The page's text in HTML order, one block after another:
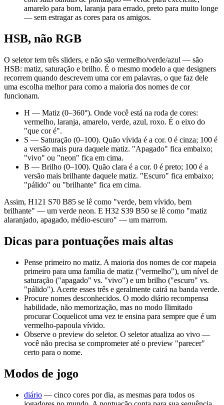
amarelo para bom, laranja para errado, preto para muito longe
— sem estragar as cores para os amigos.
HSB, não RGB
O seletor tem três sliders, e não são vermelho/verde/azul — são
HSB: matiz, saturação e brilho. É o mesmo modelo a que designers
recorrem quando descrevem uma cor em palavras, o que faz dele
uma escolha melhor para como a maioria dos nomes de cor
funcionam.
H — Matiz (0–360°). Onde você está na roda de cores:
vermelho, laranja, amarelo, verde, azul, roxo. É o eixo do
"que cor é".
S — Saturação (0–100). Quão vívida é a cor. 0 é cinza; 100 é
a versão mais pura daquele matiz. "Apagado" fica embaixo;
"vivo" ou "neon" fica em cima.
B — Brilho (0–100). Quão clara é a cor. 0 é preto; 100 é a
versão mais brilhante daquele matiz. "Escuro" fica embaixo;
"pálido" ou "brilhante" fica em cima.
Assim, H121 S70 B85 se lê como "verde, bem vívido, bem
brilhante" — um verde neon. E H32 S39 B50 se lê como "matiz
alaranjado, apagado, médio-escuro" — um marrom.
Dicas para pontuações mais altas
Pense primeiro no matiz. A maioria dos nomes de cor mapeia
primeiro para uma família de matiz ("vermelho"), um nível de
saturação ("apagado" vs. "vivo") e um brilho ("escuro" vs.
"pálido"). Acerte esses três e geralmente cairá na banda verde.
Procure nomes desconhecidos. O modo diário recompensa
habilidade, não memorização, mas no modo Ilimitado
procurar Coquelicot uma vez te ensina para sempre que é um
vermelho-papoula vívido.
Observe o preview do seletor. O seletor atualiza ao vivo —
você não precisa se comprometer até o preview "parecer"
certo para o nome.
Modos de jogo
diário — cinco cores por dia, as mesmas para todos os